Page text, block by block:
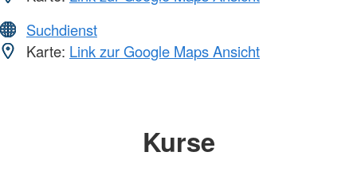
Suchdienst
Karte: Link zur Google Maps Ansicht
Kurse